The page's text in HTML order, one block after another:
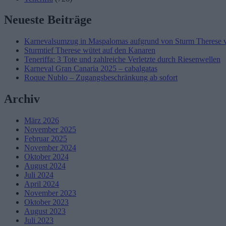
Neueste Beiträge
Karnevalsumzug in Maspalomas aufgrund von Sturm Therese
Sturmtief Therese wütet auf den Kanaren
Teneriffa: 3 Tote und zahlreiche Verletzte durch Riesenwellen
Karneval Gran Canaria 2025 – cabalgatas
Roque Nublo – Zugangsbeschränkung ab sofort
Archiv
März 2026
November 2025
Februar 2025
November 2024
Oktober 2024
August 2024
Juli 2024
April 2024
November 2023
Oktober 2023
August 2023
Juli 2023